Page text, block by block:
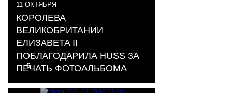
6
11 ОКТЯБРЯ
КОРОЛЕВА
ВЕЛИКОБРИТАНИИ
ЕЛИЗАВЕТА II
ПОБЛАГОДАРИЛА HUSS ЗА
ПЕЧАТЬ ФОТОАЛЬБОМА